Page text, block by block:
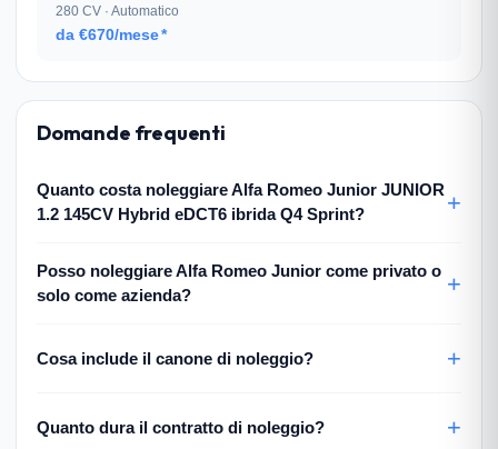
280 CV · Automatico
da €670/mese*
Domande frequenti
Quanto costa noleggiare Alfa Romeo Junior JUNIOR
1.2 145CV Hybrid eDCT6 ibrida Q4 Sprint?
Posso noleggiare Alfa Romeo Junior come privato o
solo come azienda?
Cosa include il canone di noleggio?
Quanto dura il contratto di noleggio?